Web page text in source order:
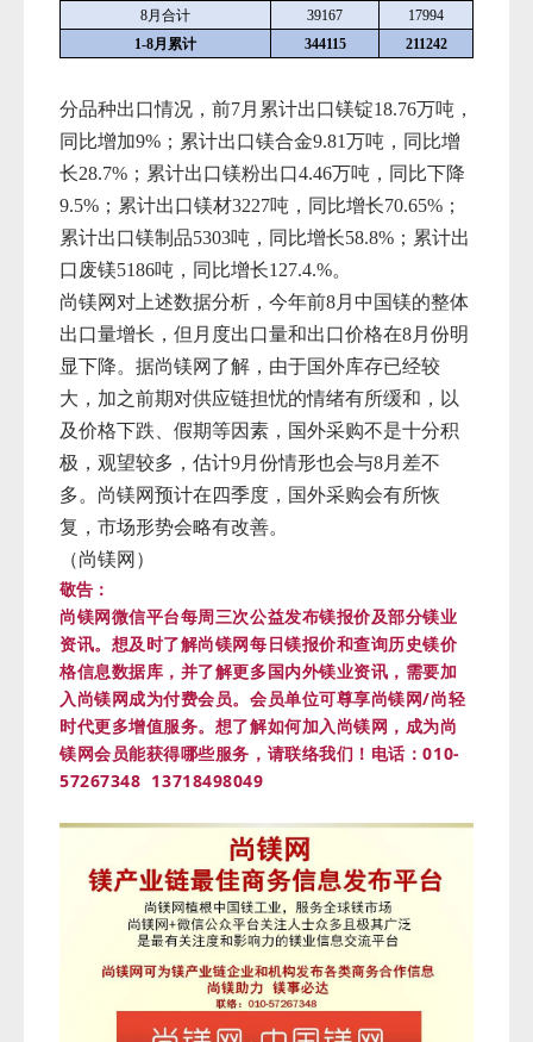
8月合计 39167
17994
1-8月累计
344115 211242
分品种出口情况，前7月累计出口镁锭18.76万吨，
同比增加9%； 累计出口镁合金9.81万吨，同比增
长28.7%； 累计出口镁粉出口4.46万吨，同比下降
9.5%； 累计出口镁材3227吨，同比增长70.65%；
累计出口镁制品5303吨，同比增长58.8%； 累计出
口废镁5186吨，同比增长127.4.%。
尚镁网对上述数据分析，今年前8月中国镁的整体
出口量增长，但月度出口量和出口价格在8月份明
显下降。据尚镁网了解，由于国外库存已经较
大，加之前期对供应链担忧的情绪有所缓和，以
及价格下跌、假期等因素，国外采购不是十分积
极，观望较多，估计9月份情形也会与8月差不
多。尚镁网预计在四季度，国外采购会有所恢
复，市场形势会略有改善。
（尚镁网）
敬告：
尚镁网微信平台每周三次公益发布镁报价及部分镁业
资讯。想及时了解尚镁网每日镁报价和查询历史镁价
格信息数据库，并了解更多国内外镁业资讯，需要加
入尚镁网成为付费会员。会员单位可尊享尚镁网/尚轻
时代更多增值服务。 想了解如何加入尚镁网，成为尚
镁网会员能获得哪些服务，请联络我们！ 电话：010-
57267348 13718498049